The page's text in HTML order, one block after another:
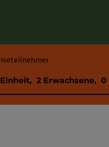
/ Reiseteilnehmer
und Personenfelder
Einheit, 2 Erwachsene, 0